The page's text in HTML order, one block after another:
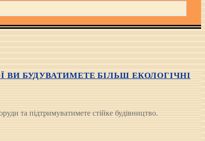
ВИ БУДУВАТИМЕТЕ БІЛЬШ ЕКОЛОГІЧНІ
та підтримуватимете стійке будівництво.